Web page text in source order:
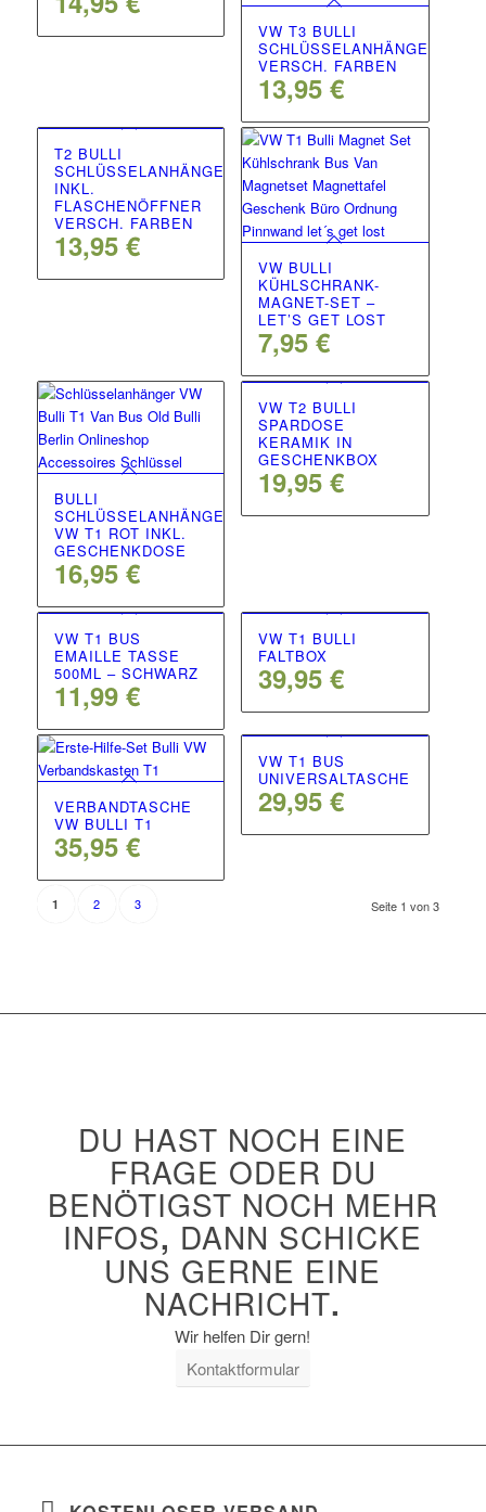
VW T3 BULLI
SCHLÜSSELANHÄNGER
VERSCH. FARBEN
13,95€
T2 BULLI
SCHLÜSSELANHÄNGER
INKL.
FLASCHENÖFFNER
VERSCH. FARBEN
13,95 €
VW BULLI
KÜHLSCHRANK-
MAGNET-SET –
LET’S GET LOST
7,95€
BULLI
SCHLÜSSELANHÄNGER
VW T1 ROT INKL.
GESCHENKDOSE
16,95 €
VW T2 BULLI
SPARDOSE
KERAMIK IN
GESCHENKBOX
19,95€
VW T1 BUS
EMAILLE TASSE
500ML – SCHWARZ
11,99 €
VW T1 BULLI
FALTBOX
39,95€
VERBANDTASCHE
VW BULLI T1
35,95 €
VW T1 BUS
UNIVERSALTASCHE
29,95€
Seite 1 von 3
1 2 3
DU HAST NOCH EINE
FRAGE ODER DU
BENÖTIGST NOCH MEHR
INFOS, DANN SCHICKE
UNS GERNE EINE
NACHRICHT.
Wir helfen Dir gern!
Kontaktformular